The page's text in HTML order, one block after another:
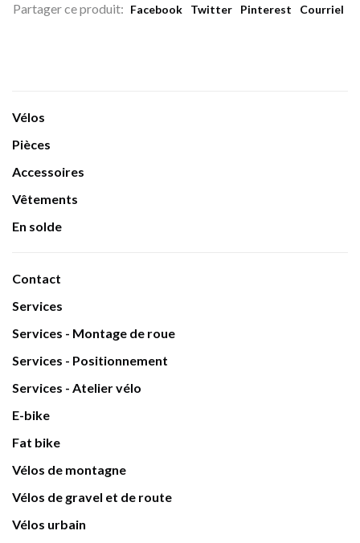
Partager ce produit: Facebook Twitter Pinterest Courriel
Vélos
Pièces
Accessoires
Vêtements
En solde
Contact
Services
Services - Montage de roue
Services - Positionnement
Services - Atelier vélo
E-bike
Fat bike
Vélos de montagne
Vélos de gravel et de route
Vélos urbain